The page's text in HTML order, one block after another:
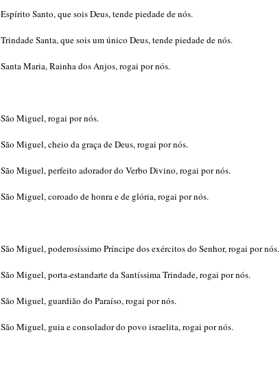
Espírito Santo, que sois Deus, tende piedade de nós.
Trindade Santa, que sois um único Deus, tende piedade de nós.
Santa Maria, Rainha dos Anjos, rogai por nós.
São Miguel, rogai por nós.
São Miguel, cheio da graça de Deus, rogai por nós.
São Miguel, perfeito adorador do Verbo Divino, rogai por nós.
São Miguel, coroado de honra e de glória, rogai por nós.
São Miguel, poderosíssimo Príncipe dos exércitos do Senhor, rogai por nós.
São Miguel, porta-estandarte da Santíssima Trindade, rogai por nós.
São Miguel, guardião do Paraíso, rogai por nós.
São Miguel, guia e consolador do povo israelita, rogai por nós.